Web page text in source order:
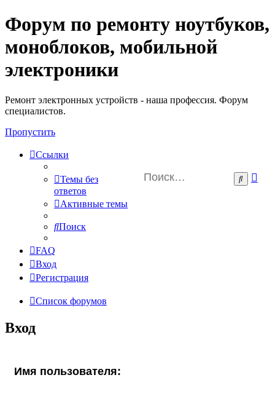
Регистрация
Форум по ремонту ноутбуков,
моноблоков, мобильной
электроники
Ремонт электронных устройств - наша профессия. Форум
специалистов.
Пропустить
Поиск
Ссылки
Темы без
ответов
Активные темы
Поиск
FAQ
Вход
Регистрация
Список форумов
Вход
Имя пользователя: